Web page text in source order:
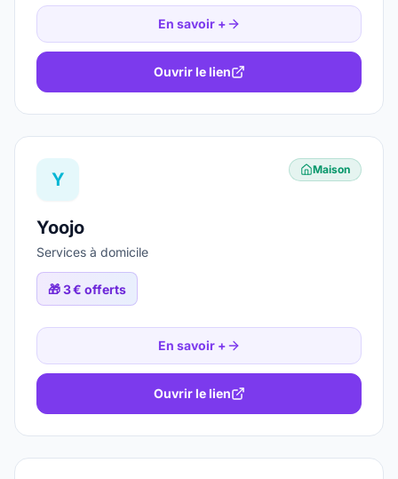
En savoir +
Ouvrir le lien
Y Maison
Yoojo
Services à domicile
🎁3 € offerts
En savoir +
Ouvrir le lien